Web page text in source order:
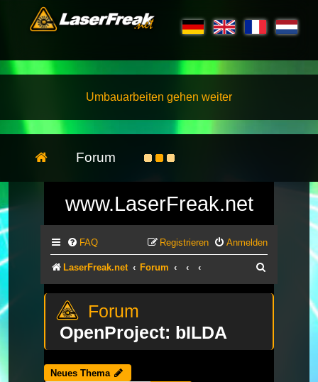
Umbauarbeiten gehen weiter
Forum
www.LaserFreak.net
FAQ Anmelden
Registrieren
LaserFreak.net Forum
OpenProject: bILDA
Neues Thema